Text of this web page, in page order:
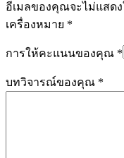
อีเมลของคุณจะไม่แสด
เครื่องหมาย *
การให้คะแนนของคุณ *
บทวิจารณ์ของคุณ *